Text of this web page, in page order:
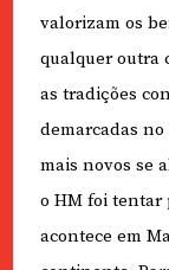
valorizam os
qualquer outra
as tradições
demarcadas
mais novos se
o HM foi tentar
acontece em